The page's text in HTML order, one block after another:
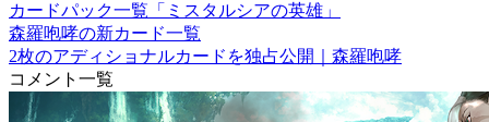
カードパック一覧「ミスタルシアの英雄」
森羅咆哮の新カード一覧
2枚のアディショナルカードを独占公開｜森羅咆哮
コメント一覧